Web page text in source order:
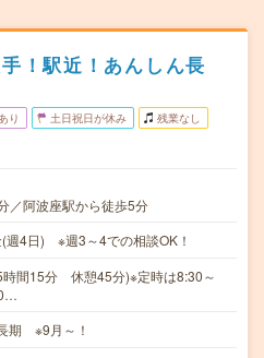
！駅近！あんしん長
り 土日祝日が休み 残業なし
／阿波座駅から徒歩5分
週4日) ※週3～4での相談OK！
時間15分 休憩45分)※定時は8:30～
期 ※9月～！